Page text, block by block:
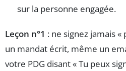
sur la personne engagée.
Leçon n°1 : ne signez jamais
un mandat écrit, même un
votre PDG disant « Tu peux